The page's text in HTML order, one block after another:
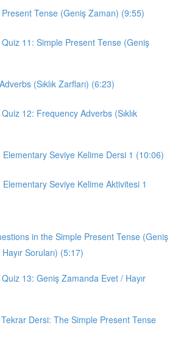
Tense (Geniş Zaman) (9:55)
11: Simple Present Tense (Geniş
(Sıklık Zarfları) (6:23)
12: Frequency Adverbs (Sıklık
Elementary Seviye Kelime Dersi 1 (10:06)
Seviye Kelime Aktivitesi 1
in the Simple Present Tense (Geniş
Soruları) (5:17)
13: Geniş Zamanda Evet / Hayır
Dersi: The Simple Present Tense